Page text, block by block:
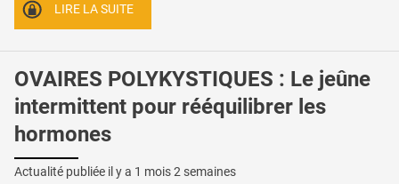
LIRE LA SUITE
OVAIRES POLYKYSTIQUES : Le jeûne
intermittent pour rééquilibrer les
hormones
Actualité publiée il y a 1 mois 2 semaines